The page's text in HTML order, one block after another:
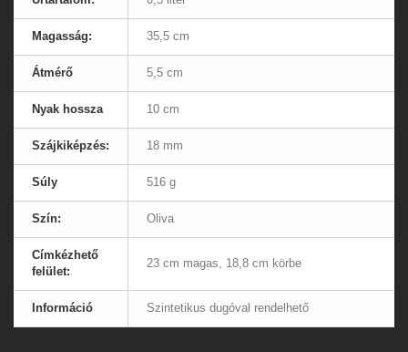
Magasság: 35,5 cm
Átmérő 5,5 cm
Nyak hossza 10 cm
Szájkiképzés: 18 mm
Súly 516 g
Szín: Oliva
Címkézhető
felület:
23 cm magas, 18,8 cm körbe
Információ Szintetikus dugóval rendelhető